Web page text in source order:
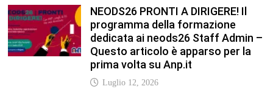
NEODS26 PRONTI A DIRIGERE! Il
programma della formazione
dedicata ai neods26 Staff Admin –
Questo articolo è apparso per la
prima volta su Anp.it
Luglio 12, 2026